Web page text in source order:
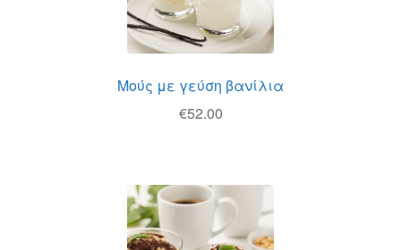
Μούς με γεύση βανίλια
€52.00